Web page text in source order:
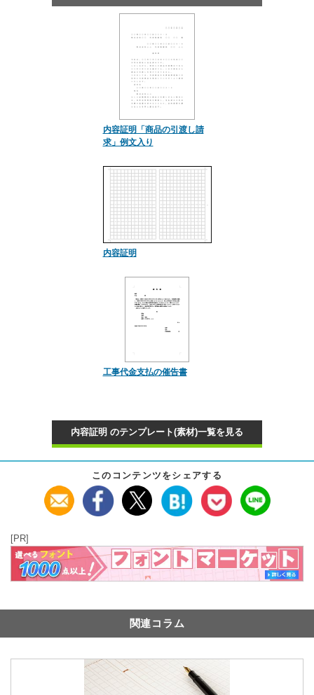
内容証明「商品の引渡し請
求」例文入り
内容証明
工事代金支払の催告書
内容証明 のテンプレート(素材)一覧を見る
このコンテンツをシェアする
[PR]
関連コラム